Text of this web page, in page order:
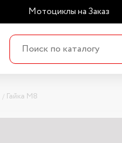
Мотоциклы на Заказ
Гайка М8